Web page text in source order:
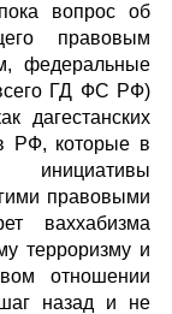
вопрос об
правовым
федеральные
ГД ФС РФ)
дагестанских
РФ, которые в
инициативы
правовыми
ваххабизма
терроризму и
отношении
назад и не